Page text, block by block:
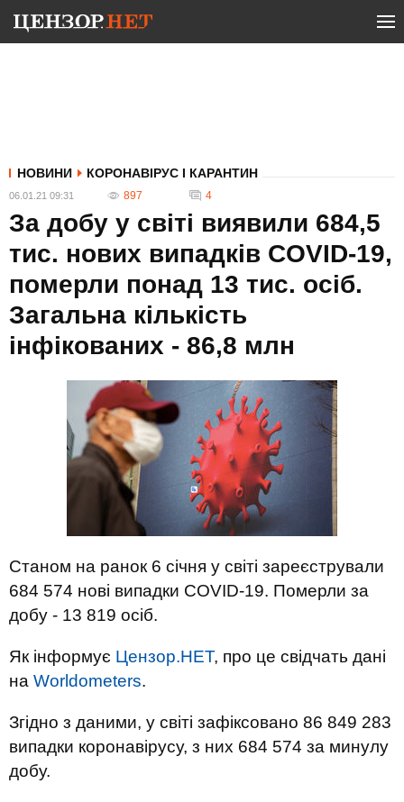
НОВИНИ КОРОНАВІРУС І КАРАНТИН
06.01.21 09:31 897 4
За добу у світі виявили 684,5
тис. нових випадків COVID-19,
померли понад 13 тис. осіб.
Загальна кількість
інфікованих - 86,8 млн
Станом на ранок 6 січня у світі зареєстрували
684 574 нові випадки COVID-19. Померли за
добу - 13 819 осіб.
Як інформує Цензор.НЕТ, про це свідчать дані
на Worldometers.
Згідно з даними, у світі зафіксовано 86 849 283
випадки коронавірусу, з них 684 574 за минулу
добу.